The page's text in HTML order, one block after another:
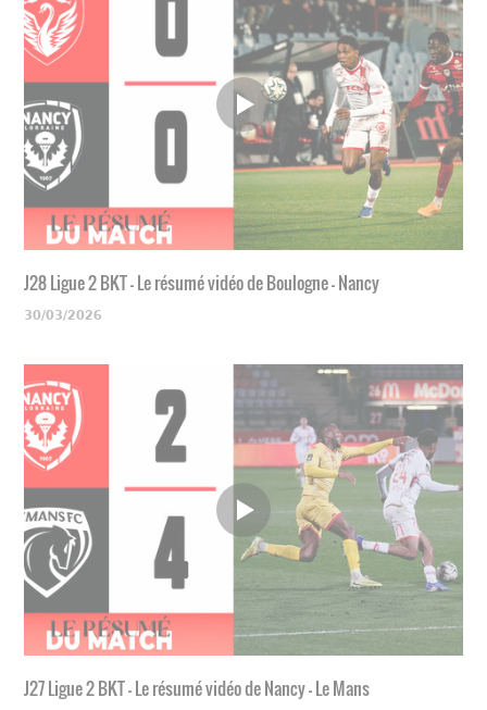
J28 Ligue 2 BKT - Le résumé vidéo de Boulogne - Nancy
30/03/2026
J27 Ligue 2 BKT - Le résumé vidéo de Nancy - Le Mans